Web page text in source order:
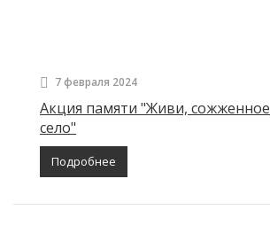
7 февраля 2024
Акция памяти "Живи, сожженное
село"
Подробнее